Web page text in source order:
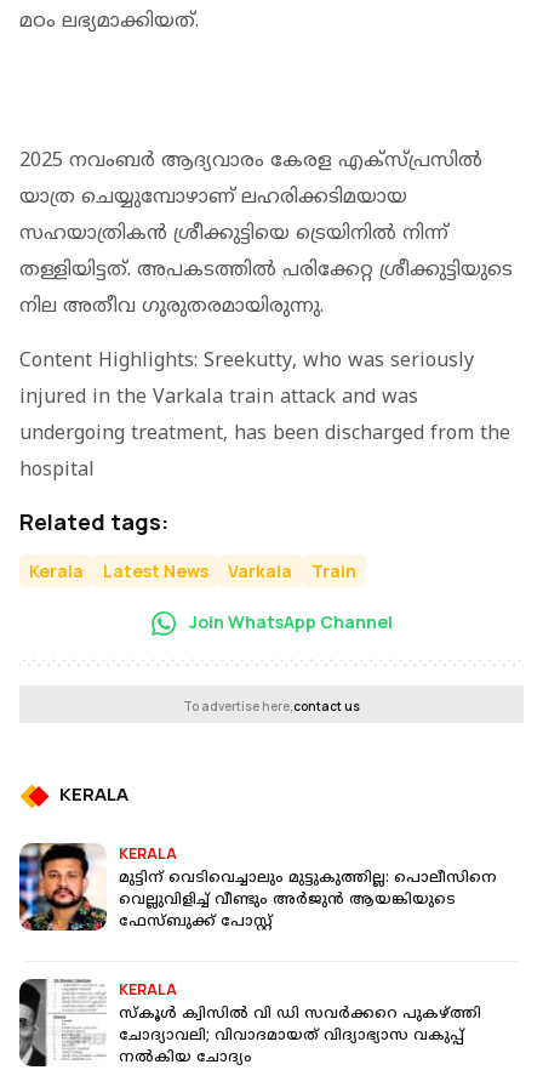
മഠം ലഭ്യമാക്കിയത്.
2025 നവംബർ ആദ്യവാരം കേരള എക്സ്പ്രസിൽ
യാത്ര ചെയ്യുമ്പോഴാണ് ലഹരിക്കടിമയായ
സഹയാത്രികൻ ശ്രീക്കുട്ടിയെ ട്രെയിനിൽ നിന്ന്
തള്ളിയിട്ടത്. അപകടത്തിൽ പരിക്കേറ്റ ശ്രീക്കുട്ടിയുടെ
നില അതീവ ഗുരുതരമായിരുന്നു.
Content Highlights: Sreekutty, who was seriously
injured in the Varkala train attack and was
undergoing treatment, has been discharged from the
hospital
Related tags:
Kerala Latest News Varkala Train
Join WhatsApp Channel
To advertise here,contact us
KERALA
KERALA
മുട്ടിന് വെടിവെച്ചാലും മുട്ടുകുത്തില്ല: പൊലീസിനെ
വെല്ലുവിളിച്ച് വീണ്ടും അർജുൻ ആയങ്കിയുടെ
ഫേസ്ബുക്ക് പോസ്റ്റ്
KERALA
സ്‌കൂള്‍ ക്വിസില്‍ വി ഡി സവര്‍ക്കറെ പുകഴ്ത്തി
ചോദ്യാവലി; വിവാദമായത് വിദ്യാഭ്യാസ വകുപ്പ്
നല്‍കിയ ചോദ്യം